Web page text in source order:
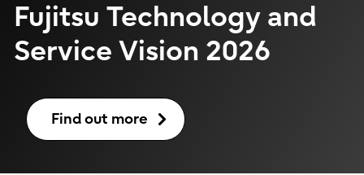
Fujitsu Technology and
Service Vision 2026
Find out more